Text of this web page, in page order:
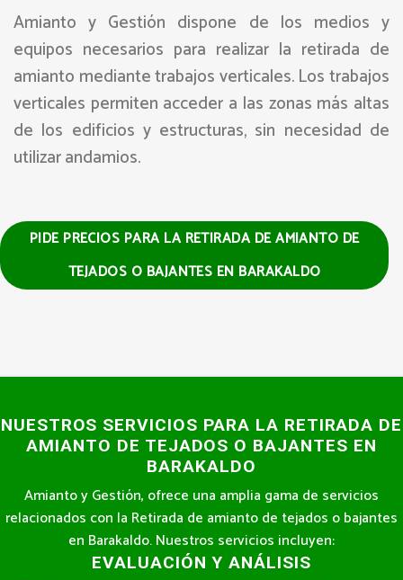
Amianto y Gestión dispone de los medios y
equipos necesarios para realizar la retirada de
amianto mediante trabajos verticales. Los trabajos
verticales permiten acceder a las zonas más altas
de los edificios y estructuras, sin necesidad de
utilizar andamios.
PIDE PRECIOS PARA LA RETIRADA DE AMIANTO DE
TEJADOS O BAJANTES EN BARAKALDO
NUESTROS SERVICIOS PARA LA RETIRADA DE
AMIANTO DE TEJADOS O BAJANTES EN
BARAKALDO
Amianto y Gestión, ofrece una amplia gama de servicios
relacionados con la Retirada de amianto de tejados o bajantes
en Barakaldo. Nuestros servicios incluyen:
EVALUACIÓN Y ANÁLISIS